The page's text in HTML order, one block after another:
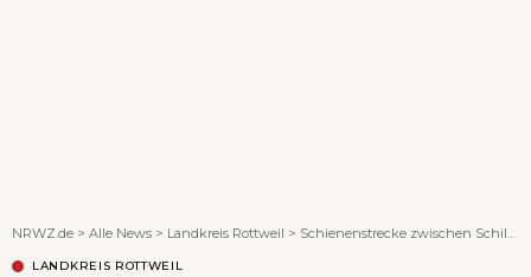
NRWZ.de > Alle News > Landkreis Rottweil > Schienenstrecke zwischen Schiltach und Freudenstadt wird modernisiert
LANDKREIS ROTTWEIL